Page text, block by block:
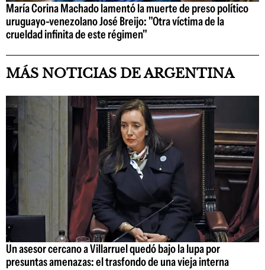
María Corina Machado lamentó la muerte de preso político
uruguayo-venezolano José Breijo: "Otra víctima de la
crueldad infinita de este régimen"
MÁS NOTICIAS DE ARGENTINA
Un asesor cercano a Villarruel quedó bajo la lupa por
presuntas amenazas: el trasfondo de una vieja interna